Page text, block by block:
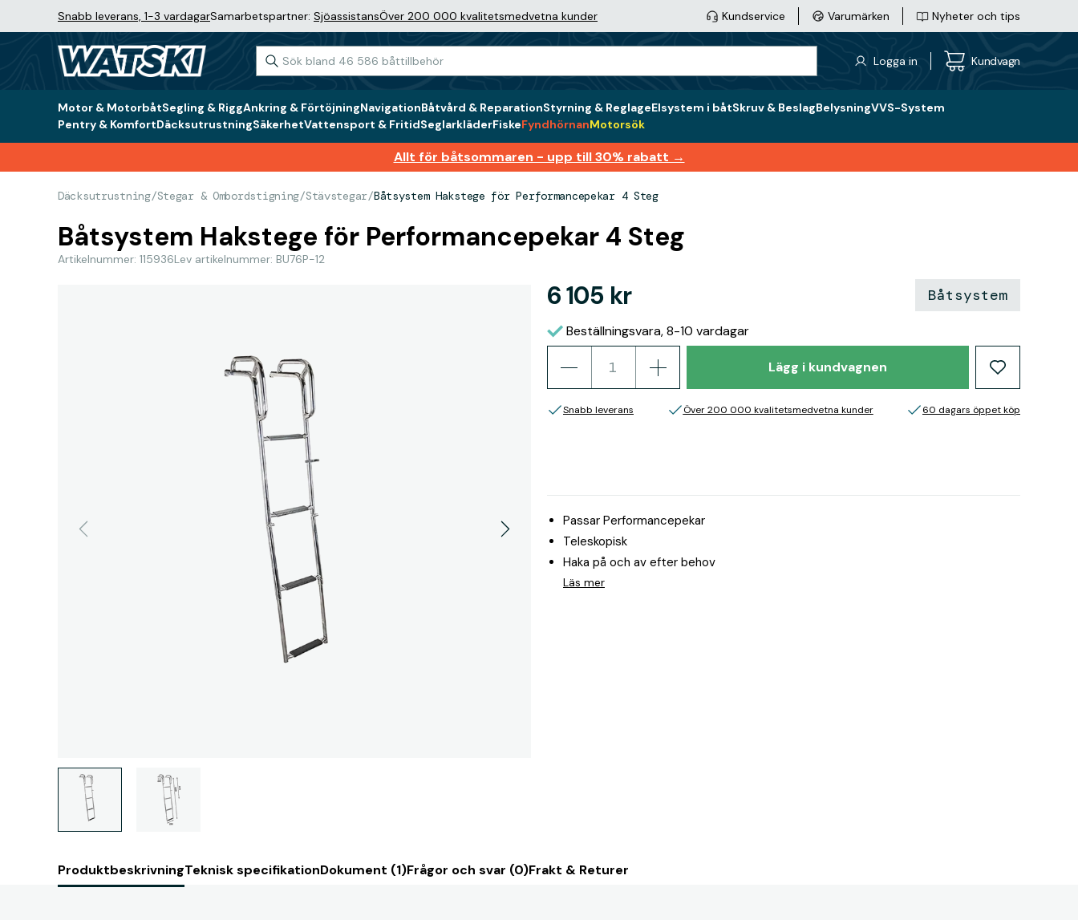
Snabb leverans, 1-3 vardagarSamarbetspartner: SjöassistansÖver 200 000 kvalitetsmedvetna kunder Kundservice Varumärken Nyheter och tips
Logga in Kundvagn
Motor & MotorbåtSegling & RiggAnkring & FörtöjningNavigationBåtvård & ReparationStyrning & ReglageElsystem i båtSkruv & BeslagBelysningVVS-System
Pentry & KomfortDäcksutrustningSäkerhetVattensport & FritidSeglarkläderFiskeFyndhörnanMotorsök
Allt för båtsommaren - upp till 30% rabatt →
Däcksutrustning/Stegar & Ombordstigning/Stävstegar/Båtsystem Hakstege för Performancepekar 4 Steg
Båtsystem Hakstege för Performancepekar 4 Steg
Artikelnummer: 115936Lev artikelnummer: BU76P-12
6 105 kr Båtsystem
Beställningsvara, 8-10 vardagar
Lägg i kundvagnen
Snabb leverans Över 200 000 kvalitetsmedvetna kunder 60 dagars öppet köp
Passar Performancepekar
Teleskopisk
Haka på och av efter behov
Läs mer
ProduktbeskrivningTeknisk specifikationDokument (1)Frågor och svar (0)Frakt & Returer